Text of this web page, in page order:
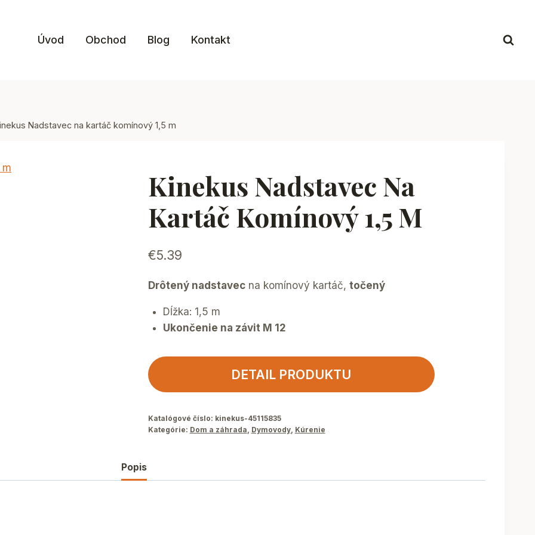
Úvod Obchod Blog Kontakt
Nadstavec na kartáč komínový 1,5 m
Kinekus Nadstavec Na
Kartáč Komínový 1,5 M
€5.39
Drôtený nadstavecna komínový kartáč, točený
Dĺžka: 1,5 m
Ukončenie na závit M 12
DETAIL PRODUKTU
Katalógové číslo: kinekus-45115835
Kategórie: Dom a záhrada, Dymovody, Kúrenie
Popis